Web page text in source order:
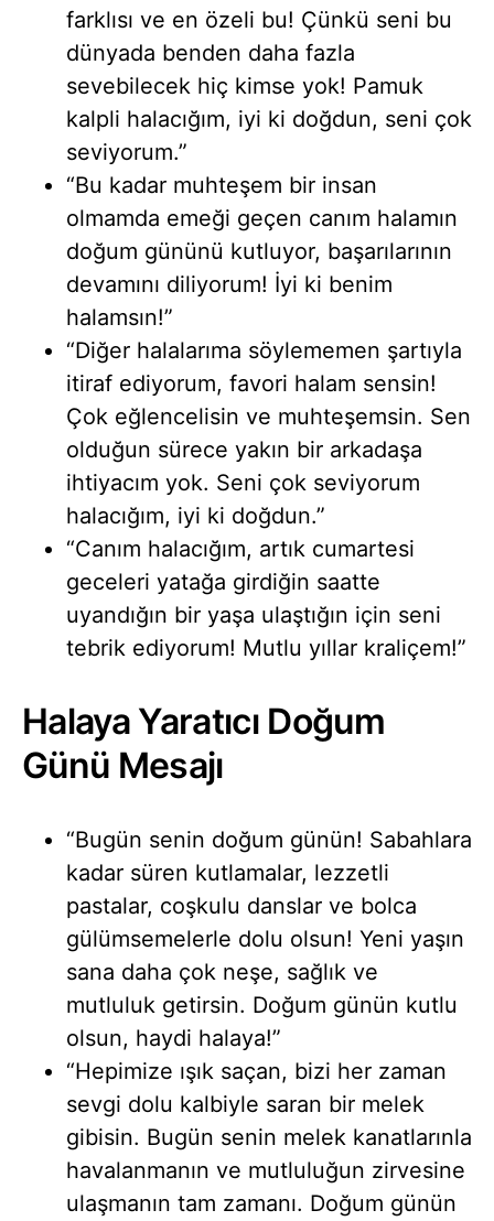
farklısı ve en özeli bu! Çünkü seni bu
dünyada benden daha fazla
sevebilecek hiç kimse yok! Pamuk
kalpli halacığım, iyi ki doğdun, seni çok
seviyorum.”
“Bu kadar muhteşem bir insan
olmamda emeği geçen canım halamın
doğum gününü kutluyor, başarılarının
devamını diliyorum! İyi ki benim
halamsın!”
“Diğer halalarıma söylememen şartıyla
itiraf ediyorum, favori halam sensin!
Çok eğlencelisin ve muhteşemsin. Sen
olduğun sürece yakın bir arkadaşa
ihtiyacım yok. Seni çok seviyorum
halacığım, iyi ki doğdun.”
“Canım halacığım, artık cumartesi
geceleri yatağa girdiğin saatte
uyandığın bir yaşa ulaştığın için seni
tebrik ediyorum! Mutlu yıllar kraliçem!”
Halaya Yaratıcı Doğum
Günü Mesajı
“Bugün senin doğum günün! Sabahlara
kadar süren kutlamalar, lezzetli
pastalar, coşkulu danslar ve bolca
gülümsemelerle dolu olsun! Yeni yaşın
sana daha çok neşe, sağlık ve
mutluluk getirsin. Doğum günün kutlu
olsun, haydi halaya!”
“Hepimize ışık saçan, bizi her zaman
sevgi dolu kalbiyle saran bir melek
gibisin. Bugün senin melek kanatlarınla
havalanmanın ve mutluluğun zirvesine
ulaşmanın tam zamanı. Doğum günün